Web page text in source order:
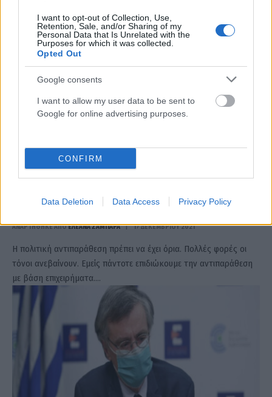
I want to opt-out of Collection, Use,
Retention, Sale, and/or Sharing of my
Personal Data that Is Unrelated with the
Purposes for which it was collected.
Opted Out
Google consents
I want to allow my user data to be sent to
Google for online advertising purposes.
CONFIRM
Data Deletion Data Access Privacy Policy
Οικονόμου: Δεν κοινοποιήθηκε ποτέ στον
πρωθυπουργό η έκθεση Τσιόδρα – Λύτρα
ΑΝΑΡΤΗΘΗΚΕ ΑΠΟΕΛΕΑΝΑ ΖΑΜΠΑΡΑ 17 ΔΕΚΕΜΒΡΊΟΥ 2021
Η πολιτική αντιπαράθεση πρέπει να έχει όρια. Πολλές φορές οι
τόνοι ανεβαίνουν. Εμείς πάντοτε επιδιώκουμε την αντιπαράθεση
με βάση επιχειρήματα.…